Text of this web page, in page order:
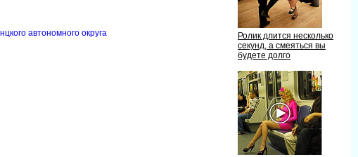
Ролик длится несколько
секунд, а смеяться вы
удете долго
автономного округа